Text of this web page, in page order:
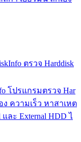
ตรวจ Harddisk
โปรแกรมตรวจ Har
ความเร็ว หาสาเหต
ละ External HDD ไ